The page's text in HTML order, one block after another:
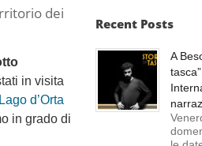
dei
in visita
Lago d’Orta
in grado di
Recent Posts
A